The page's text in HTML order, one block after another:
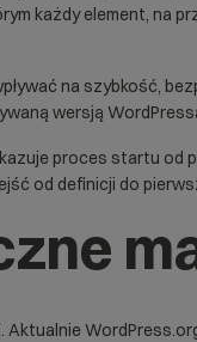
każdy element, na
na szybkość,
wersją
proces startu od
od definicji do